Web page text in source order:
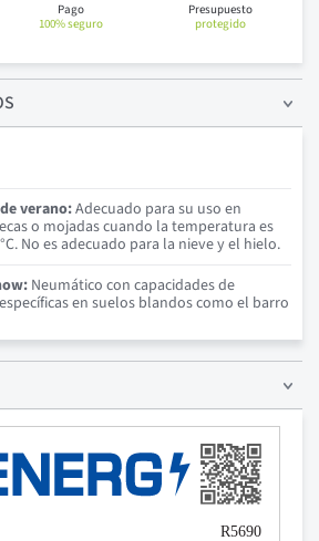
Pago
100% seguro
Presupuesto
protegido
verano:Adecuado para su uso en
o mojadas cuando la temperatura es
No es adecuado para la nieve y el hielo.
Neumático con capacidades de
en suelos blandos como el barro